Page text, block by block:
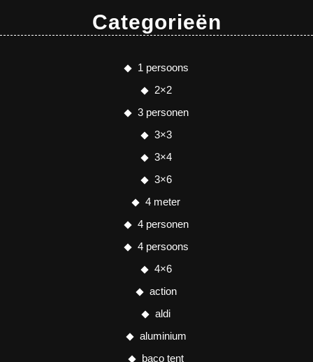
Categorieën
1 persoons
2×2
3 personen
3×3
3×4
3×6
4 meter
4 personen
4 persoons
4×6
action
aldi
aluminium
baco tent